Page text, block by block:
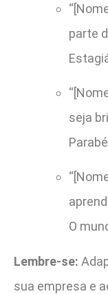
parte
seja
O
Lembre-se:
sua empresa e